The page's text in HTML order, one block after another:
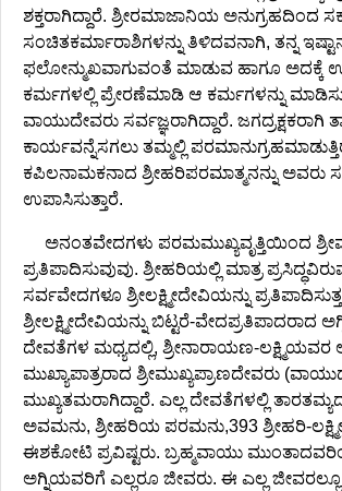
ಶಕ್ತರಾಗಿದ್ದಾರೆ. ಶ್ರೀರಮಾಜಾನಿಯ ಅನುಗ್ರಹದಿಂದ
ಸಂಚಿತಕರ್ಮಾರಾಶಿಗಳನ್ನು ತಿಳಿದವನಾಗಿ, ತನ್ನ
ಫಲೋನ್ಮುಖವಾಗುವಂತೆ ಮಾಡುವ ಹಾಗೂ ಅದಕ್ಕೆ
ಕರ್ಮಗಳಲ್ಲಿ ಪ್ರೇರಣೆಮಾಡಿ ಆ ಕರ್ಮಗಳನ್ನು
ವಾಯುದೇವರು ಸರ್ವಜ್ಞರಾಗಿದ್ದಾರೆ. ಜಗದ್ರಕ್ಷಕರಾಗಿ
ಕಾರ್ಯವನ್ನೆಸಗಲು ತಮ್ಮಲ್ಲಿ
ಕಪಿಲನಾಮಕನಾದ ಶ್ರೀಹರಿಪರಮಾತ್ಮನನ್ನು ಅವರು
ಉಪಾಸಿಸುತ್ತಾರೆ.
ಅನಂತವೇದಗಳು ಪರಮಮುಖ್ಯವೃತ್ತಿಯಿಂದ
ಪ್ರತಿಪಾದಿಸುವುವು. ಶ್ರೀಹರಿಯಲ್ಲಿ ಮಾತ್ರ
ಸರ್ವವೇದಗಳೂ ಶ್ರೀಲಕ್ಷ್ಮೀದೇವಿಯನ್ನು
ಶ್ರೀಲಕ್ಷ್ಮೀದೇವಿಯನ್ನು ಬಿಟ್ಟರೆ-ವೇದಪ್ರತಿಪಾದರಾದ
ದೇವತೆಗಳ ಮಧ್ಯದಲ್ಲಿ, ಶ್ರೀನಾರಾಯಣ-ಲಕ್ಷ್ಮಿಯವರ
ಮುಖ್ಯಾಪಾತ್ರರಾದ ಶ್ರೀಮುಖ್ಯಪ್ರಾಣದೇವರು
ಮುಖ್ಯತಮರಾಗಿದ್ದಾರೆ. ಎಲ್ಲ ದೇವತೆಗಳಲ್ಲಿ
ಅವಮನು, ಶ್ರೀಹರಿಯ ಪರಮನು,393 ಶ್ರೀಹರಿ-
ಈಶಕೋಟಿ ಪ್ರವಿಷ್ಟರು. ಬ್ರಹ್ಮವಾಯು
ಅಗ್ನಿಯವರಿಗೆ ಎಲ್ಲರೂ ಜೀವರು. ಈ ಎಲ್ಲ ಜೀವರಲ್ಲೂ